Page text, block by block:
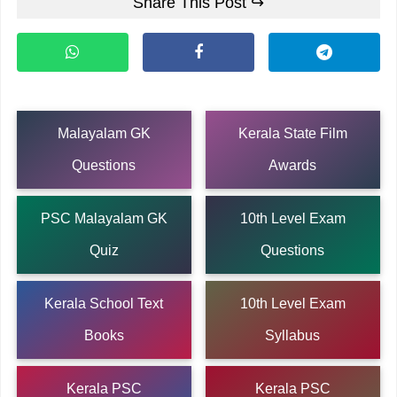
Malayalam GK
Questions
Kerala State Film
Awards
PSC Malayalam GK
Quiz
10th Level Exam
Questions
Kerala School Text
Books
10th Level Exam
Syllabus
Kerala PSC Kerala PSC